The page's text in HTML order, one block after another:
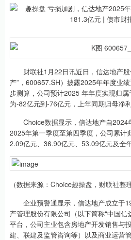
财联社1月22日讯近日，信达地产股
产”，600657.SH）披露2025年年度业
步测算，公司预计2025 年年度实现归
为-82亿元到-76亿元，上年同期归母净
Choice数据显示，信达地产自2024
2025年第一季度至第四季度，公司累计
2.09亿元、36.90亿元、53.09亿元及全
（数据来源：Choice趣操盘，财联社整理
企业预警通显示，信达地产成立于
产管理股份有限公司（以下简称“中国信
平台，公司主业包含房地产开发销售与
建、联建及监管咨询等）以及商业运营